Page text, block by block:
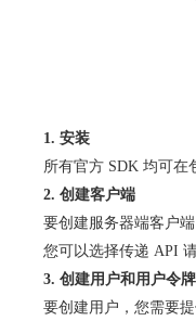
1. 安装
所有官方 SDK 均可在
2. 创建客户端
要创建服务器端客户
您可以选择传递 API
3. 创建用户和用户令牌
要创建用户，您需要